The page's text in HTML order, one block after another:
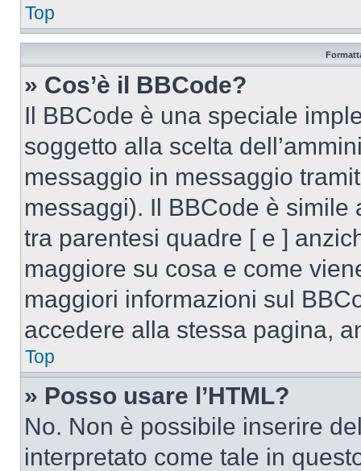
Top
» Cos’è il BBCode?
Il BBCode è una speciale
soggetto alla scelta
messaggio in messaggio
messaggi). Il BBCode è simile
tra parentesi quadre [ e ]
maggiore su cosa e come
maggiori informazioni sul
accedere alla stessa pagina,
Top
» Posso usare l’HTML?
No. Non è possibile inserire
interpretato come tale in